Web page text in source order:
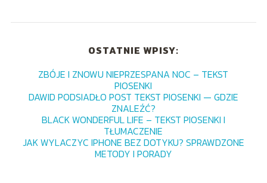
OSTATNIE WPISY:
ZBÓJE I ZNOWU NIEPRZESPANA NOC – TEKST
PIOSENKI
DAWID PODSIADŁO POST TEKST PIOSENKI — GDZIE
ZNALEŹĆ?
BLACK WONDERFUL LIFE – TEKST PIOSENKI I
TŁUMACZENIE
JAK WYLACZYC IPHONE BEZ DOTYKU? SPRAWDZONE
METODY I PORADY